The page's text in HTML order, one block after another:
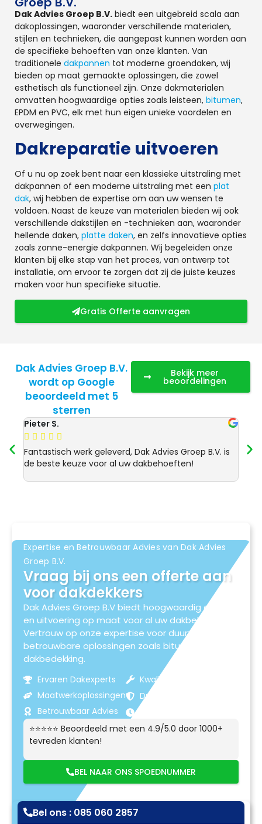
Dak Advies Groep B.V. biedt een uitgebreid scala aan
dakoplossingen, waaronder verschillende materialen,
stijlen en technieken, die aangepast kunnen worden aan
de specifieke behoeften van onze klanten. Van
traditionele dakpannen tot moderne groendaken, wij
bieden op maat gemaakte oplossingen, die zowel
esthetisch als functioneel zijn. Onze dakmaterialen
omvatten hoogwaardige opties zoals leisteen, bitumen,
EPDM en PVC, elk met hun eigen unieke voordelen en
overwegingen.
Dakreparatie uitvoeren
Of u nu op zoek bent naar een klassieke uitstraling met
dakpannen of een moderne uitstraling met een plat
dak, wij hebben de expertise om aan uw wensen te
voldoen. Naast de keuze van materialen bieden wij ook
verschillende dakstijlen en -technieken aan, waaronder
hellende daken, platte daken, en zelfs innovatieve opties
zoals zonne-energie dakpannen. Wij begeleiden onze
klanten bij elke stap van het proces, van ontwerp tot
installatie, om ervoor te zorgen dat zij de juiste keuzes
maken voor hun specifieke situatie.
Gratis Offerte aanvragen
Dak Advies Groep B.V.
wordt op Google
beoordeeld met 5
sterren
Bekijk meer
beoordelingen
Pieter S.
    
Fantastisch werk geleverd, Dak Advies Groep B.V. is
de beste keuze voor al uw dakbehoeften!
Expertise en Betrouwbaar Advies van Dak Advies
Groep B.V.
Vraag bij ons een offerte aan
voor dakdekkers
Dak Advies Groep B.V biedt hoogwaardig advies
en uitvoering op maat voor al uw dakbehoeften.
Vertrouw op onze expertise voor duurzame en
betrouwbare oplossingen zoals bitumen
dakbedekking.
Ervaren Dakexperts
Maatwerkoplossingen
Betrouwbaar Advies
Kwaliteitsmaterialen
Duurzame Resultaten
⭐⭐⭐⭐⭐ Beoordeeld met een 4.9/5.0 door 1000+
tevreden klanten!
BEL NAAR ONS SPOEDNUMMER
Bel ons : 085 060 2857